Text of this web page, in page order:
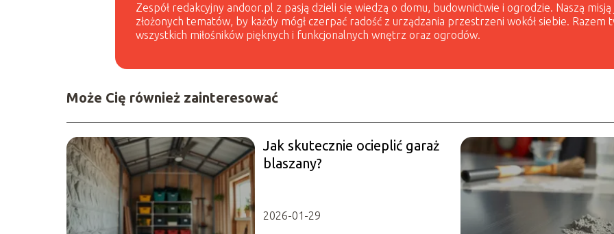
Zespół redakcyjny andoor.pl z pasją dzieli się wiedzą o domu, budownictwie i ogrodzie. Naszą
złożonych tematów, by każdy mógł czerpać radość z urządzania przestrzeni wokół siebie. Razem
wszystkich miłośników pięknych i funkcjonalnych wnętrz oraz ogrodów.
Może Cię również zainteresować
Jak skutecznie ocieplić garaż
blaszany?
2026-01-29